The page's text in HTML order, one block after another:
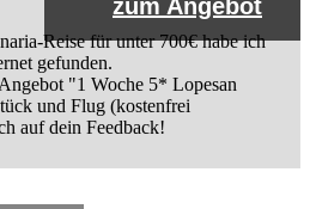
zum Angebot
Reise für unter 700€ habe ich
gefunden.
"1 Woche 5* Lopesan
und Flug (kostenfrei
auf dein Feedback!